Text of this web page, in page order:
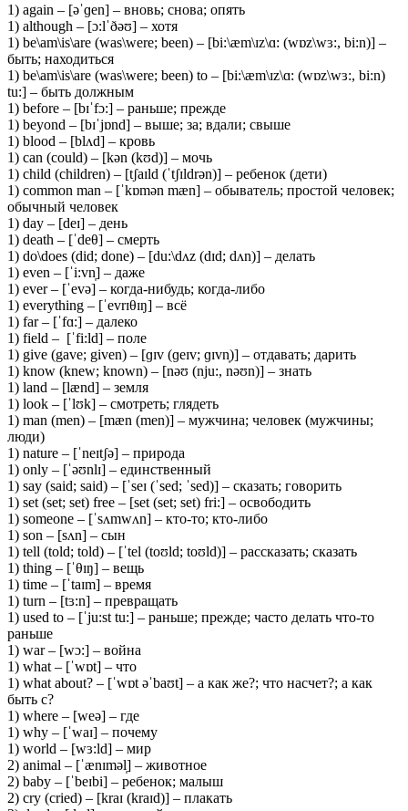
1) again – [əˈɡen] – вновь; снова; опять
1) although – [ɔ:lˈðəʊ] – хотя
1) be\am\is\are (was\were; been) – [bi:\æm\ɪz\ɑ: (wɒz\wɜ:, bi:n)] –
быть; находиться
1) be\am\is\are (was\were; been) to – [bi:\æm\ɪz\ɑ: (wɒz\wɜ:, bi:n)
tu:] – быть должным
1) before – [bɪˈfɔ:] – раньше; прежде
1) beyond – [bɪˈjɒnd] – выше; за; вдали; свыше
1) blood – [blʌd] – кровь
1) can (could) – [kən (kʊd)] – мочь
1) child (children) – [tʃaɪld (ˈtʃɪldrən)] – ребенок (дети)
1) common man – [ˈkɒmən mæn] – обыватель; простой человек;
обычный человек
1) day – [deɪ] – день
1) death – [ˈdeθ] – смерть
1) do\does (did; done) – [du:\dʌz (dɪd; dʌn)] – делать
1) even – [ˈi:vn̩] – даже
1) ever – [ˈevə] – когда-нибудь; когда-либо
1) everything – [ˈevrɪθɪŋ] – всё
1) far – [ˈfɑ:] – далеко
1) field – [ˈfi:ld] – поле
1) give (gave; given) – [ɡɪv (ɡeɪv; ɡɪvn̩)] – отдавать; дарить
1) know (knew; known) – [nəʊ (nju:, nəʊn)] – знать
1) land – [lænd] – земля
1) look – [ˈlʊk] – смотреть; глядеть
1) man (men) – [mæn (men)] – мужчина; человек (мужчины;
люди)
1) nature – [ˈneɪtʃə] – природа
1) only – [ˈəʊnlɪ] – единственный
1) say (said; said) – [ˈseɪ (ˈsed; ˈsed)] – сказать; говорить
1) set (set; set) free – [set (set; set) fri:] – освободить
1) someone – [ˈsʌmwʌn] – кто-то; кто-либо
1) son – [sʌn] – сын
1) tell (told; told) – [ˈtel (toʊld; toʊld)] – рассказать; сказать
1) thing – [ˈθɪŋ] – вещь
1) time – [ˈtaɪm] – время
1) turn – [tɜ:n] – превращать
1) used to – [ˈju:st tu:] – раньше; прежде; часто делать что-то
раньше
1) war – [wɔ:] – война
1) what – [ˈwɒt] – что
1) what about? – [ˈwɒt əˈbaʊt] – а как же?; что насчет?; а как
быть с?
1) where – [weə] – где
1) why – [ˈwaɪ] – почему
1) world – [wɜ:ld] – мир
2) animal – [ˈænɪməl̩] – животное
2) baby – [ˈbeɪbi] – ребенок; малыш
2) cry (cried) – [kraɪ (kraɪd)] – плакать